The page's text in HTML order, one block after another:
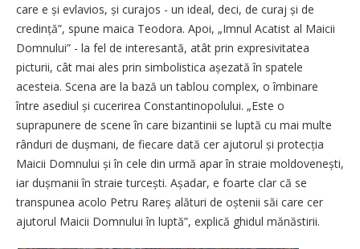
care e și evlavios, și curajos - un ideal, deci, de curaj și de
credință”, spune maica Teodora. Apoi, „Imnul Acatist al Maicii
Domnului” - la fel de interesantă, atât prin expresivitatea
picturii, cât mai ales prin simbolistica așezată în spatele
acesteia. Scena are la bază un tablou complex, o îmbinare
între asediul și cucerirea Constantinopolului. „Este o
suprapunere de scene în care bizantinii se luptă cu mai multe
rânduri de dușmani, de fiecare dată cer ajutorul și protecția
Maicii Domnului și în cele din urmă apar în straie moldovenești,
iar dușmanii în straie turcești. Așadar, e foarte clar că se
transpunea acolo Petru Rareș alături de oștenii săi care cer
ajutorul Maicii Domnului în luptă”, explică ghidul mănăstirii.